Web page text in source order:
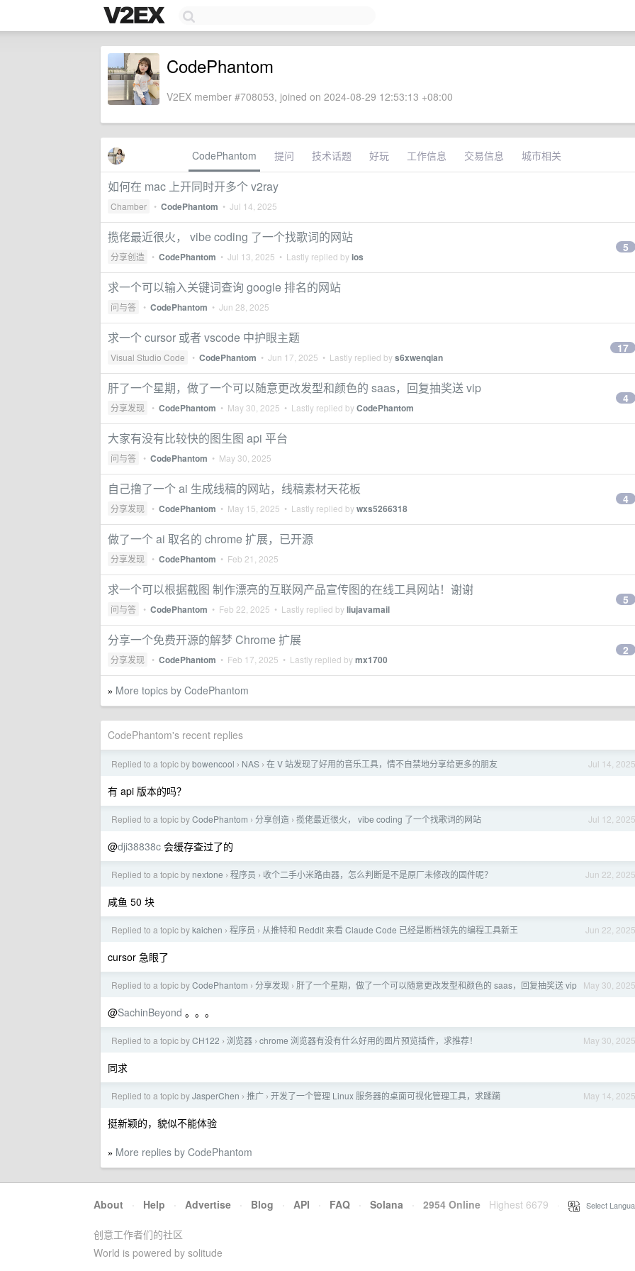
CodePhantom
V2EX member #708053, joined on 2024-08-29 12:53:13 +08:00
CodePhantom 提问 技术话题 好玩 工作信息 交易信息 城市相关
如何在 mac 上开同时开多个 v2ray
Chamber • CodePhantom • Jul 14, 2025
揽佬最近很火， vibe coding 了一个找歌词的网站
分享创造 • CodePhantom • Jul 13, 2025 • Lastly replied byios
5
求一个可以输入关键词查询 google 排名的网站
问与答 • CodePhantom • Jun 28, 2025
求一个 cursor 或者 vscode 中护眼主题
Visual Studio Code • CodePhantom • Jun 17, 2025 • Lastly replied bys6xwenqian
17
肝了一个星期，做了一个可以随意更改发型和颜色的 saas，回复抽奖送 vip
分享发现 • CodePhantom • May 30, 2025 • Lastly replied byCodePhantom
4
大家有没有比较快的图生图 api 平台
问与答 • CodePhantom • May 30, 2025
自己撸了一个 ai 生成线稿的网站，线稿素材天花板
分享发现 • CodePhantom • May 15, 2025 • Lastly replied bywxs5266318
4
做了一个 ai 取名的 chrome 扩展，已开源
分享发现 • CodePhantom • Feb 21, 2025
求一个可以根据截图 制作漂亮的互联网产品宣传图的在线工具网站！谢谢
问与答 • CodePhantom • Feb 22, 2025 • Lastly replied byliujavamail
5
分享一个免费开源的解梦 Chrome 扩展
分享发现 • CodePhantom • Feb 17, 2025 • Lastly replied bymx1700
2
» More topics by CodePhantom
CodePhantom's recent replies
Jul 14, 2025
Replied to a topic bybowencool › NAS › 在 V 站发现了好用的音乐工具，情不自禁地分享给更多的朋友
有 api 版本的吗？
Jul 12, 2025
Replied to a topic byCodePhantom › 分享创造 › 揽佬最近很火， vibe coding 了一个找歌词的网站
@dji38838c 会缓存查过了的
Jun 22, 2025
Replied to a topic by nextone › 程序员 › 收个二手小米路由器，怎么判断是不是原厂未修改的固件呢？
咸鱼 50 块
Jun 22, 2025
Replied to a topic bykaichen › 程序员 › 从推特和 Reddit 来看 Claude Code 已经是断档领先的编程工具新王
cursor 急眼了
May 30, 2025
Replied to a topic byCodePhantom › 分享发现 › 肝了一个星期，做了一个可以随意更改发型和颜色的 saas，回复抽奖送 vip
@SachinBeyond 。。。
May 30, 2025
Replied to a topic byCH122 › 浏览器 › chrome 浏览器有没有什么好用的图片预览插件，求推荐！
同求
May 14, 2025
Replied to a topic byJasperChen › 推广 › 开发了一个管理 Linux 服务器的桌面可视化管理工具，求蹂躏
挺新颖的，貌似不能体验
» More replies by CodePhantom
About · Help · Advertise · Blog · API · FAQ · Solana · 2954 Online Highest 6679 Select
创意工作者们的社区
World is powered by solitude